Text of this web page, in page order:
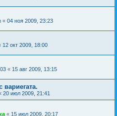
« 04 ноя 2009, 23:23
12 окт 2009, 18:00
« 15 авг 2009, 13:15
20 июл 2009, 21:41
« 15 июл 2009, 20:17